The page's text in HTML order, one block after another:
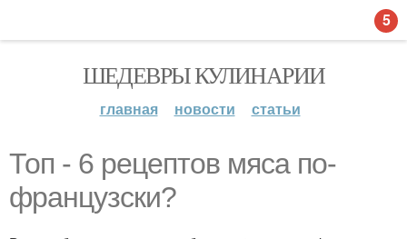
ШЕДЕВРЫ КУЛИНАРИИ
главная новости статьи
Топ - 6 рецептов мяса по-
французски?
5